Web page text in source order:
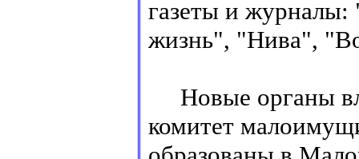
газеты и журналы:
жизнь", "Нива",
Новые органы
комитет